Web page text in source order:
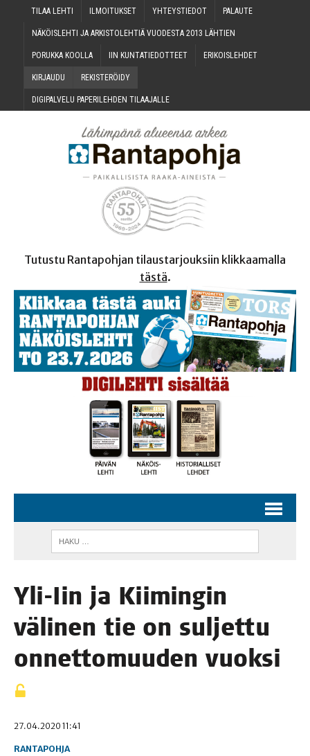
TILAA LEH­TI ILMOI­TUK­SET YHTEYS­TIE­DOT PALAU­TE
NÄKÖIS­LEH­TI JA ARKIS­TO­LEH­TIÄ VUO­DES­TA 2013 LÄHTIEN
PORUK­KA KOOLLA IIN KUN­TA­TIE­DOT­TEET ERI­KOIS­LEH­DET
KIR­JAU­DU REKIS­TE­RÖI­DY
DIGI­PAL­VE­LU PAPE­RI­LEH­DEN TILAAJALLE
Tutustu Rantapohjan tilaustarjouksiin klikkaamalla
tästä.
Yli-Iin ja Kii­min­gin
väli­nen tie on sul­jet­tu
onnet­to­muu­den vuoksi
27.04.2020 11:41
RANTAPOHJA